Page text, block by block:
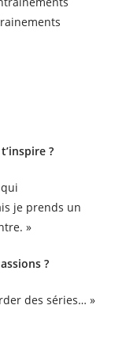
?
je prends un
»
?
des séries… »